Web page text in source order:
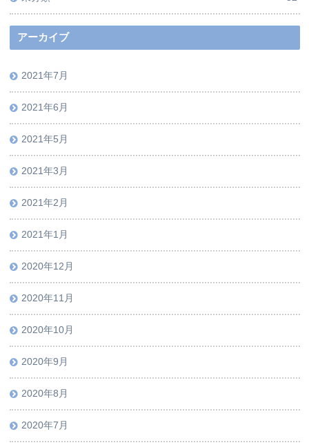
アーカイブ
2021年7月
2021年6月
2021年5月
2021年3月
2021年2月
2021年1月
2020年12月
2020年11月
2020年10月
2020年9月
2020年8月
2020年7月